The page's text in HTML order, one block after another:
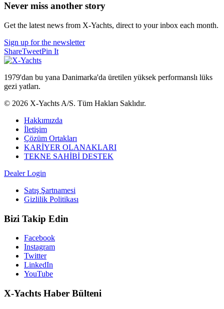
Never miss another story
Get the latest news from X-Yachts, direct to your inbox each month.
Sign up for the newsletter
ShareTweetPin It
1979'dan bu yana Danimarka'da üretilen yüksek performanslı lüks
gezi yatları.
© 2026 X-Yachts A/S. Tüm Hakları Saklıdır.
Hakkımızda
İletişim
Çözüm Ortakları
KARİYER OLANAKLARI
TEKNE SAHİBİ DESTEK
Dealer Login
Satış Şartnamesi
Gizlilik Politikası
Bizi Takip Edin
Facebook
Instagram
Twitter
LinkedIn
YouTube
X-Yachts Haber Bülteni